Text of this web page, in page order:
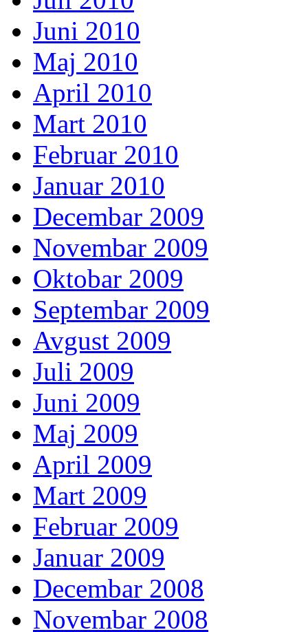
Juni 2010
Maj 2010
April 2010
Mart 2010
Februar 2010
Januar 2010
Decembar 2009
Novembar 2009
Oktobar 2009
Septembar 2009
Avgust 2009
Juli 2009
Juni 2009
Maj 2009
April 2009
Mart 2009
Februar 2009
Januar 2009
Decembar 2008
Novembar 2008